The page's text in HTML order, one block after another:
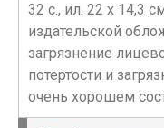
32 с., ил. 22 х 14,3
издательской
загрязнение
потертости и
очень хорошем